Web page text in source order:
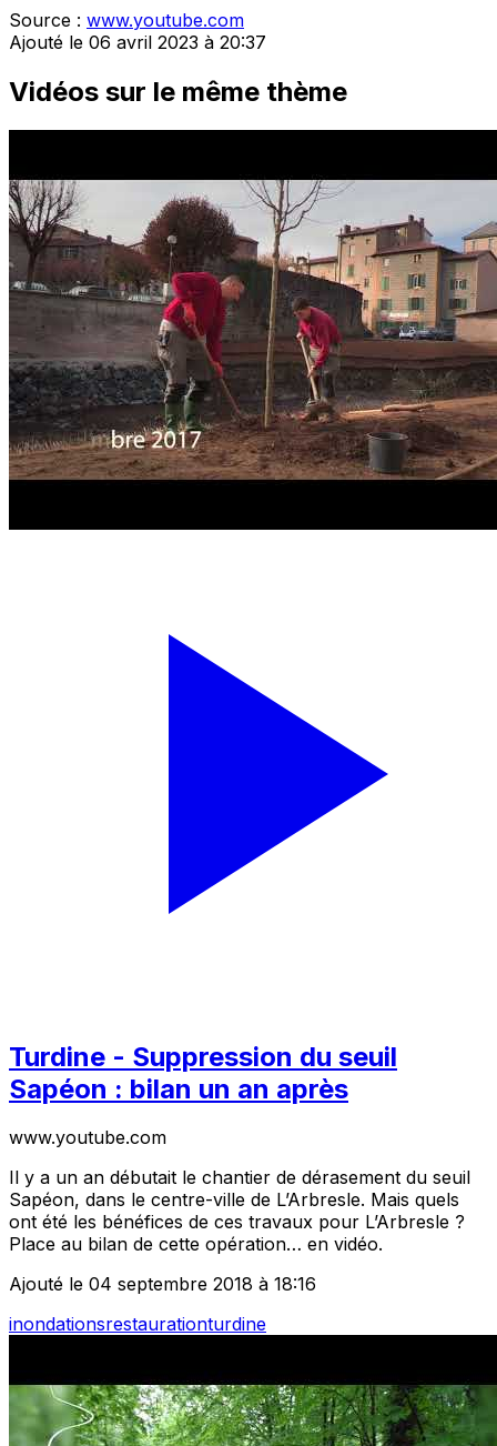
Source : www.youtube.com
Ajouté le 06 avril 2023 à 20:37
Vidéos sur le même thème
Turdine - Suppression du seuil
Sapéon : bilan un an après
www.youtube.com
Il y a un an débutait le chantier de dérasement du seuil
Sapéon, dans le centre-ville de L’Arbresle. Mais quels
ont été les bénéfices de ces travaux pour L’Arbresle ?
Place au bilan de cette opération… en vidéo.
Ajouté le 04 septembre 2018 à 18:16
inondationsrestaurationturdine